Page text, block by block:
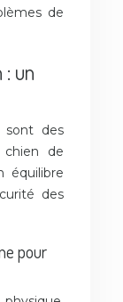
de
un
sont des
chien de
équilibre
des
pour